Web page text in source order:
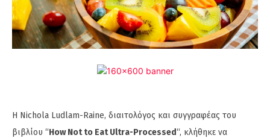
Η Nichola Ludlam-Raine, διαιτολόγος και συγγραφέας του
βιβλίου “How Not to Eat Ultra-Processed“, κλήθηκε να